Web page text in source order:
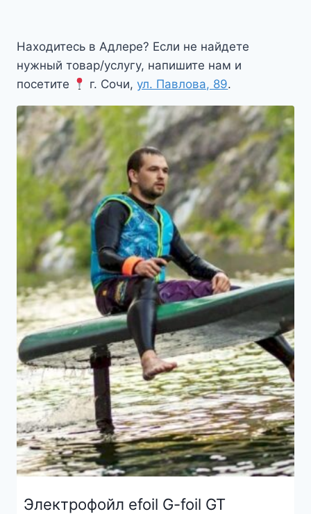
Находитесь в Адлере? Если не найдете
нужный товар/услугу, напишите нам и
посетите
г. Сочи,ул. Павлова, 89.
Электрофойл efoil G-foil GT